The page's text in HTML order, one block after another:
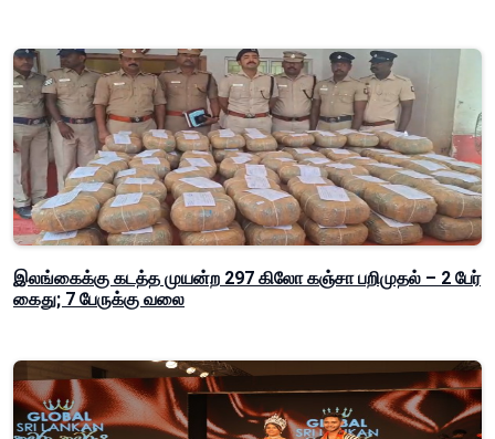
இலங்கைக்கு கடத்த முயன்ற 297 கிலோ கஞ்சா பறிமுதல் – 2 பேர்
கைது; 7 பேருக்கு வலை